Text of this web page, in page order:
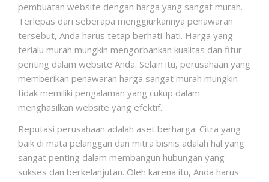
pembuatan website dengan harga yang sangat murah.
Terlepas dari seberapa menggiurkannya penawaran
tersebut, Anda harus tetap berhati-hati. Harga yang
terlalu murah mungkin mengorbankan kualitas dan fitur
penting dalam website Anda. Selain itu, perusahaan yang
memberikan penawaran harga sangat murah mungkin
tidak memiliki pengalaman yang cukup dalam
menghasilkan website yang efektif.
Reputasi perusahaan adalah aset berharga. Citra yang
baik di mata pelanggan dan mitra bisnis adalah hal yang
sangat penting dalam membangun hubungan yang
sukses dan berkelanjutan. Oleh karena itu, Anda harus